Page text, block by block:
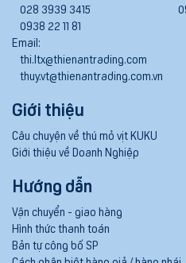
028 3939 3415
0938 22 11 81
Email:
thi.ltx@thienantrading.com
thuy.vt@thienantrading.com.vn
Giới thiệu
Câu chuyện về thú mỏ vịt KUKU
Giới thiệu về Doanh Nghiệp
Hướng dẫn
Vận chuyển - giao hàng
Hình thức thanh toán
Bản tự công bố SP